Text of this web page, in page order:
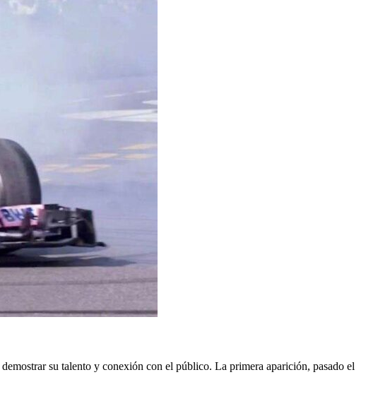
su talento y conexión con el público. La primera aparición, pasado el